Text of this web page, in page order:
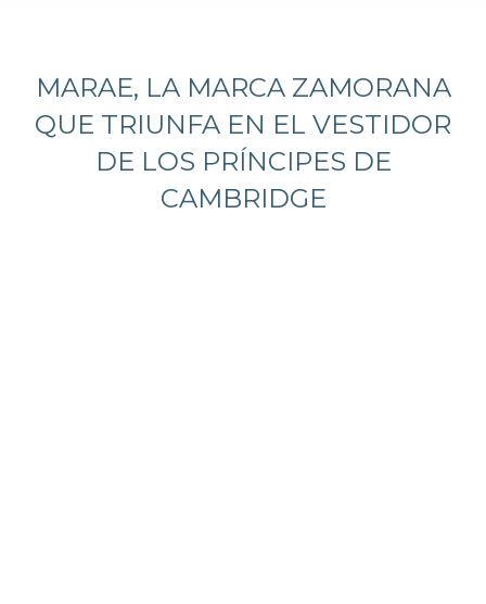
MARAE, LA MARCA ZAMORANA
QUE TRIUNFA EN EL VESTIDOR
DE LOS PRÍNCIPES DE
CAMBRIDGE
Estás aquí: